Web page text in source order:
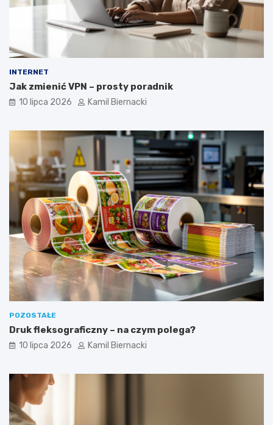
INTERNET
Jak zmienić VPN – prosty poradnik
10 lipca 2026 Kamil Biernacki
POZOSTAŁE
Druk fleksograficzny – na czym polega?
10 lipca 2026 Kamil Biernacki